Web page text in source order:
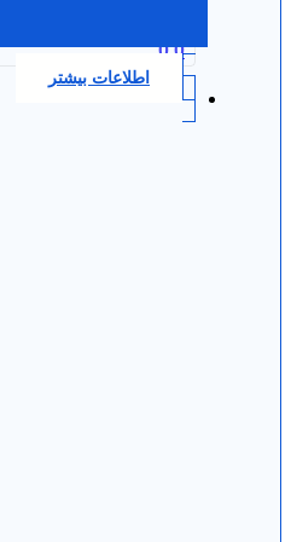
0.0
اطلاعات بیشتر